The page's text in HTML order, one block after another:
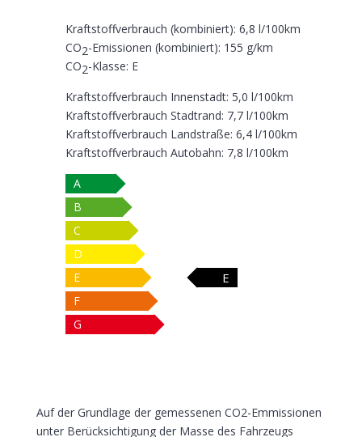
Kraftstoffverbrauch (kombiniert): 6,8 l/100km
CO2-Emissionen (kombiniert): 155 g/km
CO2-Klasse: E
Kraftstoffverbrauch Innenstadt: 5,0 l/100km
Kraftstoffverbrauch Stadtrand: 7,7 l/100km
Kraftstoffverbrauch Landstraße: 6,4 l/100km
Kraftstoffverbrauch Autobahn: 7,8 l/100km
A
B
C
D
E
E
F
G
Auf der Grundlage der gemessenen CO2-Emmissionen
unter Berücksichtigung der Masse des Fahrzeugs